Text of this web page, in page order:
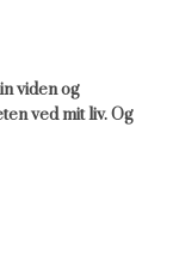
viden og
ved mit liv. Og